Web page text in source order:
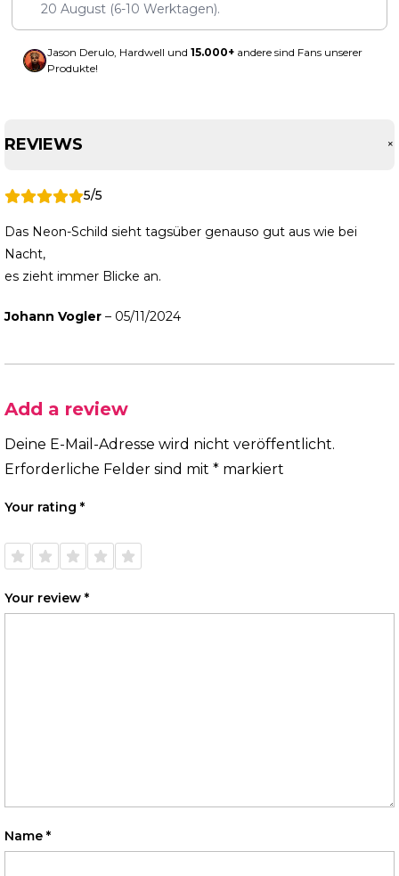
20 August (6-10 Werktagen).
Jason Derulo, Hardwell und 15.000+ andere sind Fans unserer
Produkte!
REVIEWS +
5/5
Das Neon-Schild sieht tagsüber genauso gut aus wie bei
Nacht,
es zieht immer Blicke an.
Johann Vogler – 05/11/2024
Add a review
Deine E-Mail-Adresse wird nicht veröffentlicht.
Erforderliche Felder sind mit * markiert
Your rating *
Your review *
Name *